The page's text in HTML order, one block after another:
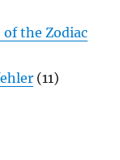
of the Zodiac
(11)